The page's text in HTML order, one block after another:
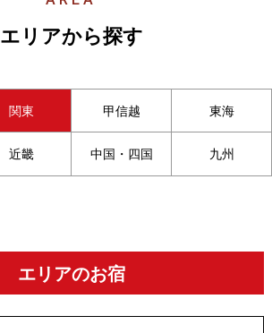
エリアから探す
関東 甲信越 東海
近畿 中国・四国 九州
エリアのお宿